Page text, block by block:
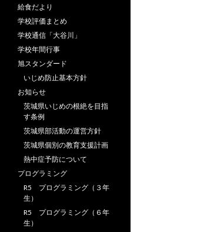
給食だより
学校評価まとめ
学校通信「大谷川」
学校年間行事
旭スタンダード
いじめ防止基本方針
お知らせ
茨城県いじめの根絶を目指
す条例
茨城県部活動の運営方針
茨城県個別の教育支援計画
熱中症予防について
プログラミング
R5 プログラミング（３年
生）
R5 プログラミング（６年
生）